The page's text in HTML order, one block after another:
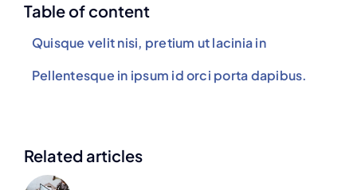
Table of content
Quisque velit nisi, pretium ut lacinia in
Pellentesque in ipsum id orci porta dapibus.
Related articles